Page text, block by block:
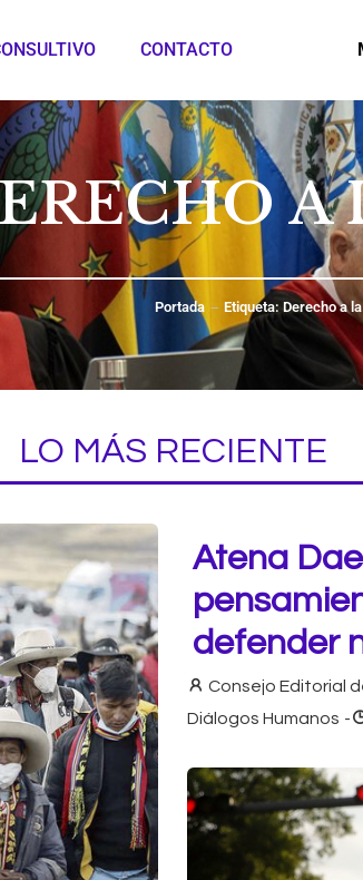
CONTACTO
A
Portada Etiqueta: Derecho a
LO MÁS RECIENTE
Atena
defender
Consejo Editorial
Diálogos Humanos -